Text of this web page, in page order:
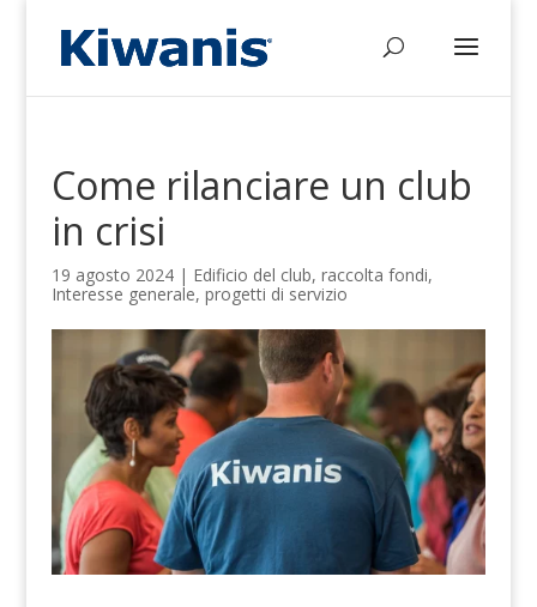
Come rilanciare un club
in crisi
19 agosto 2024| Edificio del club, raccolta fondi,
Interesse generale, progetti di servizio